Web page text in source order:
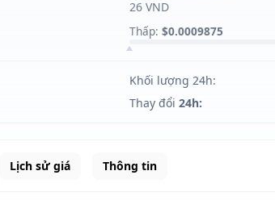
26 VND
Thấp: $0.0009875
Khối lượng 24h:
Thay đổi 24h:
Lịch sử giá Thông tin